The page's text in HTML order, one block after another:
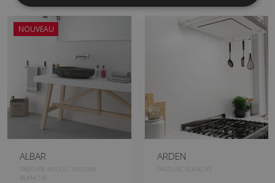
NOUVEAU
ALBAR
PASTURE ROUGE, PASTURE
BLANCHE
ARDEN
PASTURE BLANCHE